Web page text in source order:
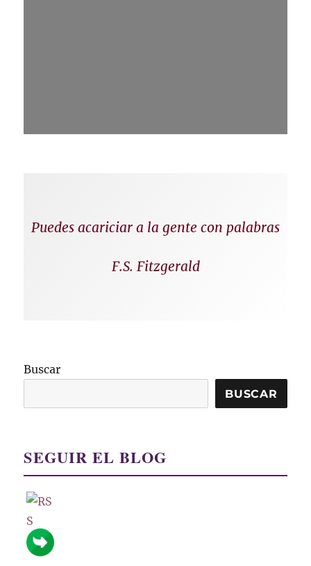
Puedes acariciar a la gente con palabras
F.S. Fitzgerald
Buscar
BUSCAR
SEGUIR EL BLOG